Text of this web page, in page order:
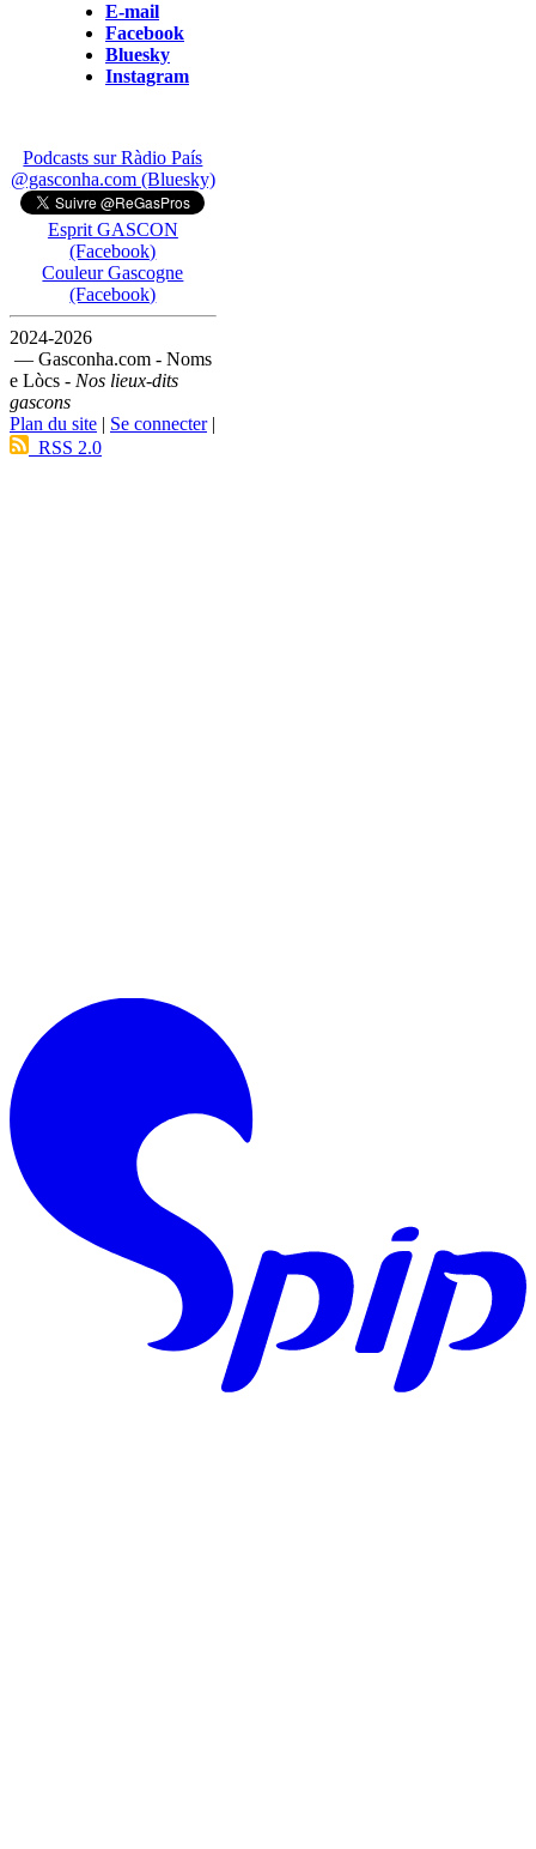
E-mail
Facebook
Bluesky
Instagram
Podcasts sur Ràdio País
@gasconha.com (Bluesky)
Esprit GASCON
(Facebook)
Couleur Gascogne
(Facebook)
2024-2026
— Gasconha.com - Noms
e Lòcs - Nos lieux-dits
gascons
Plan du site | Se connecter|
RSS 2.0